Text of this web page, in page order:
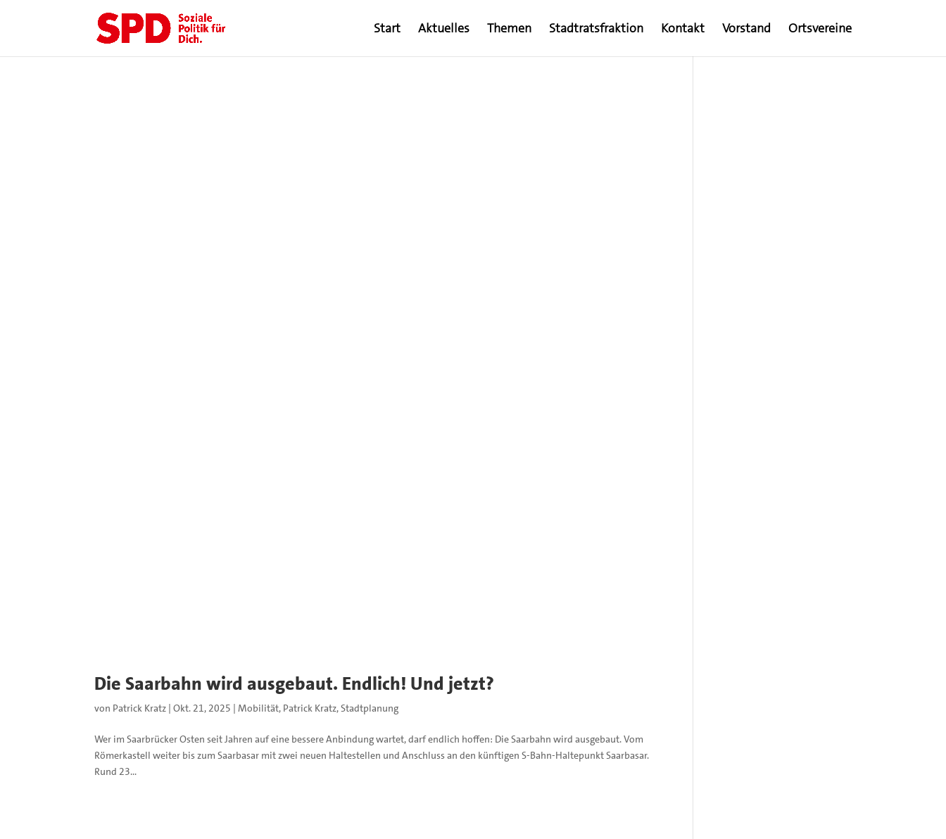
Start Aktuelles Themen Stadtratsfraktion Kontakt Vorstand Ortsvereine
Die Saarbahn wird ausgebaut. Endlich! Und jetzt?
von Patrick Kratz |Okt. 21, 2025 |Mobilität, Patrick Kratz,Stadtplanung
Wer im Saarbrücker Osten seit Jahren auf eine bessere Anbindung wartet, darf endlich hoffen: Die Saarbahn wird ausgebaut. Vom
Römerkastell weiter bis zum Saarbasar mit zwei neuen Haltestellen und Anschluss an den künftigen S-Bahn-Haltepunkt Saarbasar.
Rund 23...